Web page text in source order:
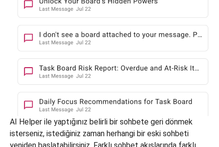
AI Helper ile yaptığınız belirli bir sohbete geri dönmek
isterseniz, istediğiniz zaman herhangi bir eski sohbeti